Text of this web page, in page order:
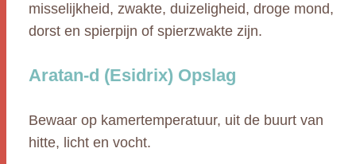
misselijkheid, zwakte, duizeligheid, droge mond,
dorst en spierpijn of spierzwakte zijn.
Aratan-d (Esidrix) Opslag
Bewaar op kamertemperatuur, uit de buurt van
hitte, licht en vocht.